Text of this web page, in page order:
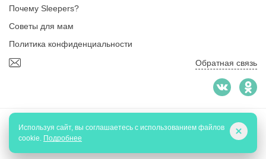
Почему Sleepers?
Советы для мам
Политика конфиденциальности
Обратная связь
© 2026 «Sleepers»
Создание сайтов- Red Promo
Используя сайт, вы соглашаетесь с использованием файлов
cookie. Подробнее